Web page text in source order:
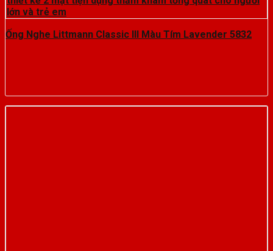
Ống Nghe Littmann Classic III Màu Tím Lavender 5832